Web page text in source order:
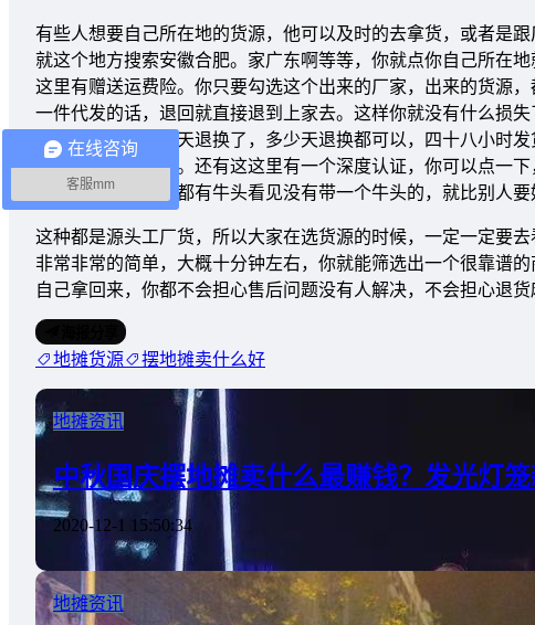
有些人想要自己所在地的货源，他可以及时的去拿货，或者是
就这个地方搜索安徽合肥。家广东啊等等，你就点你自己所在
这里有赠送运费险。你只要勾选这个出来的厂家，出来的货源
一件代发的话，退回就直接退到上家去。这样你就没有什么损
后，你可以是十五天退换了，多少天退换都可以，四十八小时
几块你自己想要的。还有这这里有一个深度认证，你可以点一
检查，去拍照的，都有牛头看见没有带一个牛头的，就比别人要
这种都是源头工厂货，所以大家在选货源的时候，一定一定要
非常非常的简单，大概十分钟左右，你就能筛选出一个很靠谱
自己拿回来，你都不会担心售后问题没有人解决，不会担心退货
地摊货源 摆地摊卖什么好
地摊资讯
中秋国庆摆地摊卖什么最赚钱？发光灯
2020-12-1 15:50:34
地摊资讯
在线咨询
客服mm